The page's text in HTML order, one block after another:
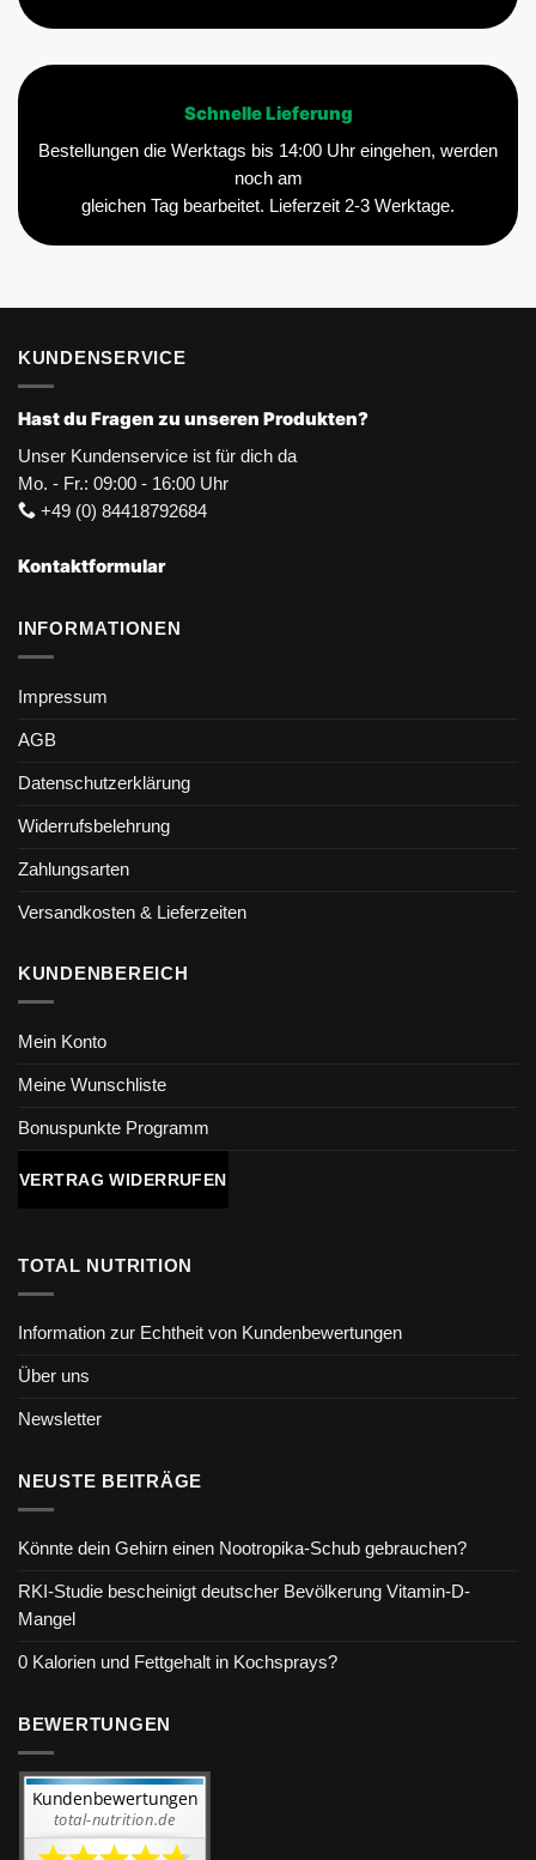
Schnelle Lieferung
Bestellungen die Werktags bis 14:00 Uhr eingehen, werden
noch am
gleichen Tag bearbeitet. Lieferzeit 2-3 Werktage.
KUNDENSERVICE
Hast du Fragen zu unseren Produkten?
Unser Kundenservice ist für dich da
Mo. - Fr.: 09:00 - 16:00 Uhr
+49 (0) 84418792684
Kontaktformular
INFORMATIONEN
Impressum
AGB
Datenschutzerklärung
Widerrufsbelehrung
Zahlungsarten
Versandkosten & Lieferzeiten
KUNDENBEREICH
Mein Konto
Meine Wunschliste
Bonuspunkte Programm
VERTRAG WIDERRUFEN
TOTAL NUTRITION
Information zur Echtheit von Kundenbewertungen
Über uns
Newsletter
NEUSTE BEITRÄGE
Könnte dein Gehirn einen Nootropika-Schub gebrauchen?
RKI-Studie bescheinigt deutscher Bevölkerung Vitamin-D-
Mangel
0 Kalorien und Fettgehalt in Kochsprays?
BEWERTUNGEN